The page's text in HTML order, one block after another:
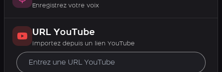
Enregistrez votre voix
URL YouTube
Importez depuis un lien YouTube